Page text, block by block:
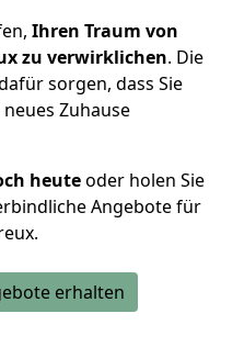
Ihren Traum von
zu verwirklichen. Die
sorgen, dass Sie
Zuhause
heuteoder holen Sie
Angebote für
erhalten